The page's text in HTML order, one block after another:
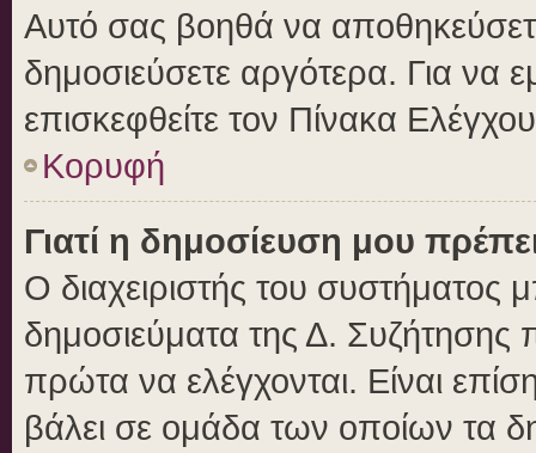
Αυτό σας βοηθά να
δημοσιεύσετε αργότερα. Για να
επισκεφθείτε τον Πίνακα
Κορυφή
Γιατί η δημοσίευση μου
Ο διαχειριστής του συστήματος
δημοσιεύματα της Δ. Συζήτησης
πρώτα να ελέγχονται. Είναι
βάλει σε ομάδα των οποίων τα